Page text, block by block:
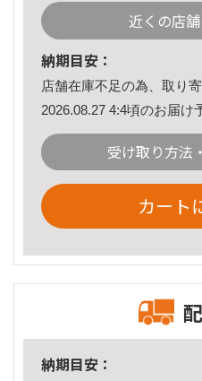
近くの店
納期目安：
店舗在庫不足の為、取り
2026.08.27 4:4頃のお届け
受け取り方法
カート
納期目安：